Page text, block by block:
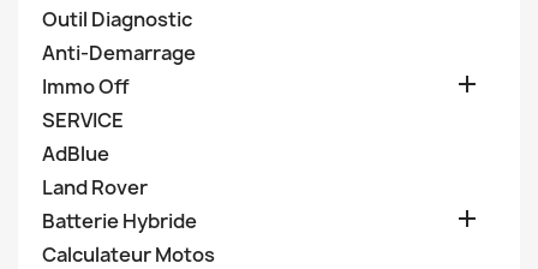
Outil Diagnostic
Anti-Demarrage
Immo Off

SERVICE
AdBlue
Land Rover
Batterie Hybride

Calculateur Motos